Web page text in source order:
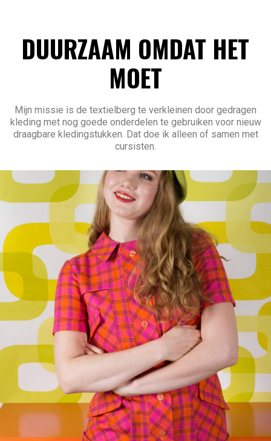
DUURZAAM OMDAT HET
MOET
Mijn missie is de textielberg te verkleinen door gedragen
kleding met nog goede onderdelen te gebruiken voor nieuw
draagbare kledingstukken. Dat doe ik alleen of samen met
cursisten.